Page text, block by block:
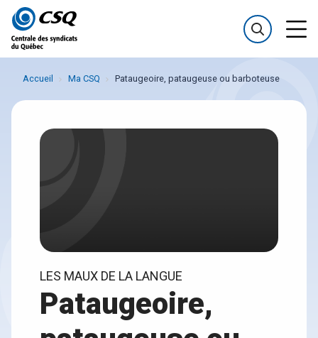
Passer
au
menu
Passer
au
contenu
Accueil Ma CSQ Pataugeoire, pataugeuse ou barboteuse
LES MAUX DE LA LANGUE
Pataugeoire,